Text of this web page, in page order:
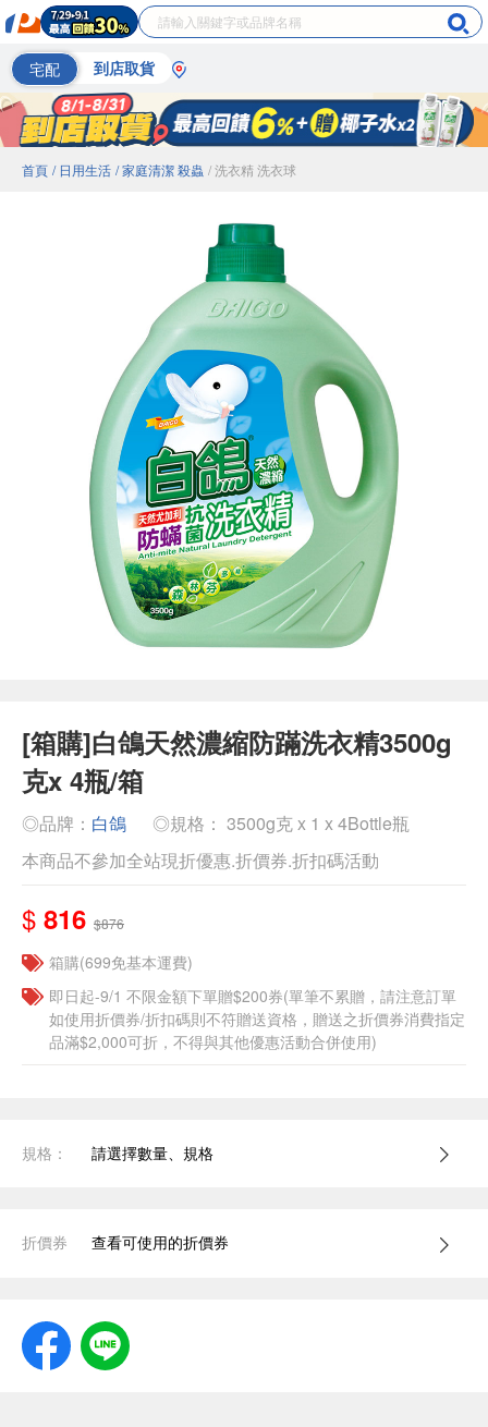
宅配 到店取貨
首頁 / 日用生活 / 家庭清潔 殺蟲 / 洗衣精 洗衣球
[箱購]白鴿天然濃縮防蹣洗衣精3500g
克x 4瓶/箱
◎品牌： 白鴿
◎規格： 3500g克 x 1 x 4Bottle瓶
本商品不參加全站現折優惠.折價券.折扣碼活動
$ 816 $876
箱購(699免基本運費)
即日起-9/1 不限金額下單贈$200券(單筆不累贈，請注意訂單
如使用折價券/折扣碼則不符贈送資格，贈送之折價券消費指定
品滿$2,000可折，不得與其他優惠活動合併使用)
規格： 請選擇數量、規格
折價券 查看可使用的折價券